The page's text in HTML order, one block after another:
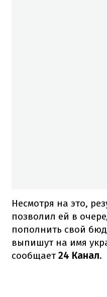
Несмотря на это,
позволил ей в
пополнить свой
выпишут на имя
сообщает24 Канал.